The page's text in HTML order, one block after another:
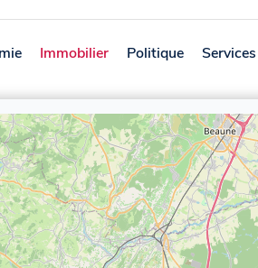
Immobilier Politique Services